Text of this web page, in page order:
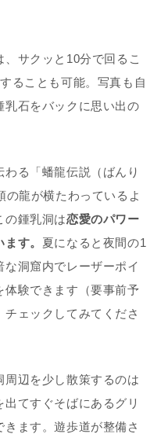
サクッと10分で回るこ
ることも可能。写真も自
乳石をバックに思い出の
る「蟠龍伝説（ばんり
の龍が横たわっているよ
の鍾乳洞は恋愛のパワー
す。 夏になると夜間の1
洞窟内でレーザーポイ
体験できます（要事前予
ェックしてみてくださ
辺を少し散策するのは
てすぐそばにあるグリ
ます。遊歩道が整備さ